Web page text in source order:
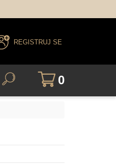
REGISTRUJ SE
0